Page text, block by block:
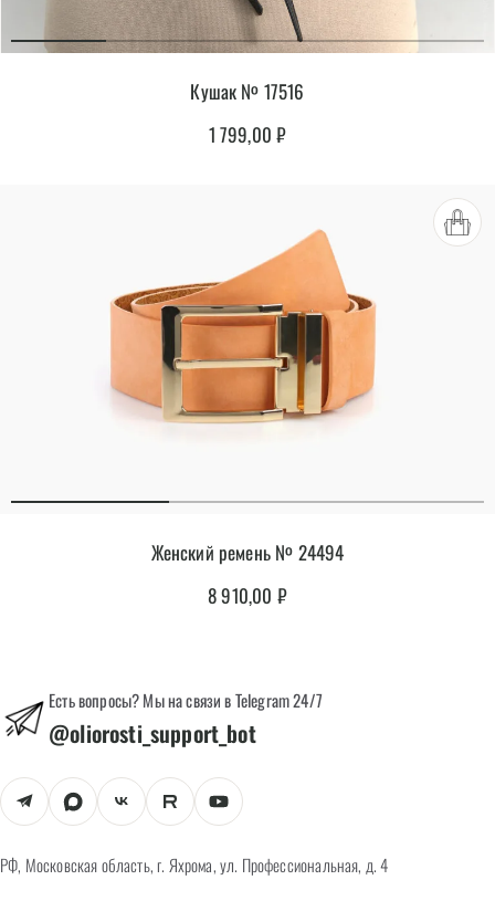
Кушак № 17516
1 799,00₽
Женский ремень № 24494
8 910,00 ₽
Есть вопросы? Мы на связи в Telegram 24/7
@oliorosti_support_bot
РФ, Московская область, г. Яхрома, ул. Профессиональная, д. 4